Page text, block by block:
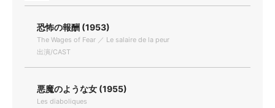
恐怖の報酬 (1953)
The Wages of Fear ／ Le salaire de la peur
出演/CAST
悪魔のような女 (1955)
Les diaboliques